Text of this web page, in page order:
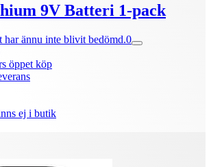
9V Batteri 1-pack
har ännu inte blivit bedömd.0
öppet köp
ej i butik